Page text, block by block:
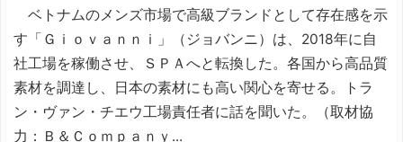
ベトナムのメンズ市場で高級ブランドとして存在感を示
す「Ｇｉｏｖａｎｎｉ」（ジョバンニ）は、2018年に自
社工場を稼働させ、ＳＰＡへと転換した。各国から高品質
素材を調達し、日本の素材にも高い関心を寄せる。トラ
ン・ヴァン・チエウ工場責任者に話を聞いた。（取材協
力：Ｂ＆Ｃｏｍｐａｎｙ...